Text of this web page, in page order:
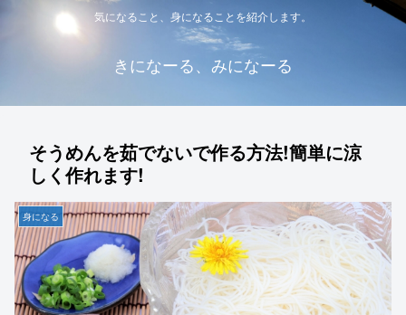
気になること、身になることを紹介します。
きになーる、みになーる
そうめんを茹でないで作る方法!簡単に涼
しく作れます!
身になる